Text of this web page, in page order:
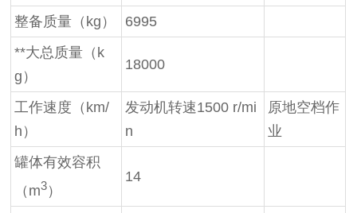
整备质量（kg）
6995
**大总质量（k
g）
18000
工作速度（km/
h）
发动机转速1500 r/mi
n
原地空档作
业
罐体有效容积
（m3）
14